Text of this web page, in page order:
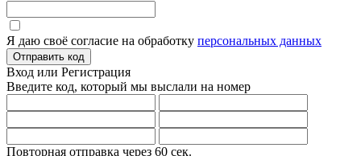
Я даю своё согласие на обработку персональных данных
Отправить код
Вход или Регистрация
Введите код, который мы выслали на номер
Повторная отправка через 60 сек.